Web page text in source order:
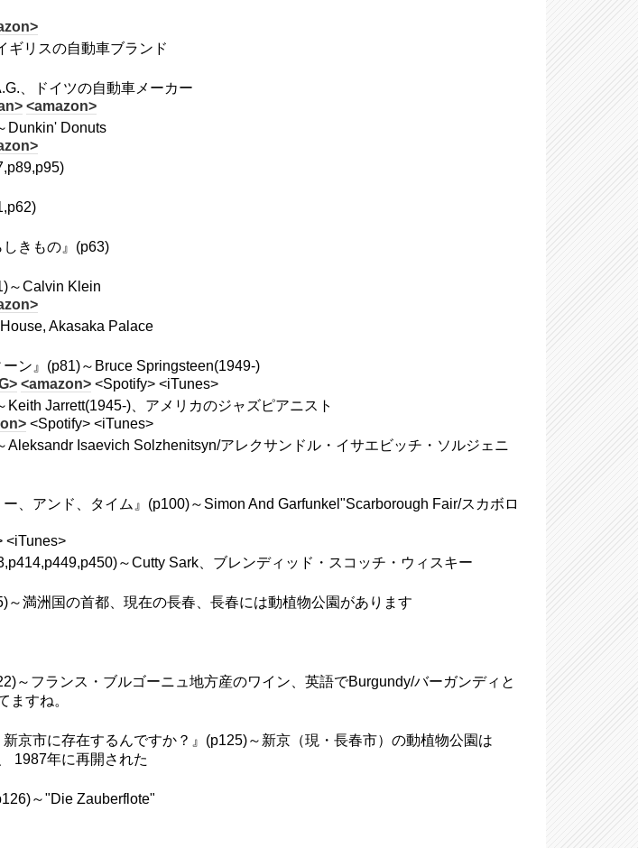
ギリスの自動車ブランド
、ドイツの自動車メーカー
<amazon>
Dunkin' Donuts
しきもの』(p63)
～Calvin Klein
Akasaka Palace
ーン』(p81)～Bruce Springsteen(1949-)
<amazon> <Spotify> <iTunes>
Keith Jarrett(1945-)、アメリカのジャズピアニスト
<Spotify> <iTunes>
Aleksandr Isaevich Solzhenitsyn/アレクサンドル・イサエビッチ・ソルジェニ
ー、アンド、タイム』(p100)～Simon And Garfunkel"Scarborough Fair/スカボロ
<iTunes>
～Cutty Sark、ブレンディッド・スコッチ・ウィスキー
～満洲国の首都、現在の長春、長春には動植物公園があります
～フランス・ブルゴーニュ地方産のワイン、英語でBurgundy/バーガンディと
ますね。
新京市に存在するんですか？』(p125)～新京（現・長春市）の動植物公園は
1987年に再開された
～"Die Zauberflote"